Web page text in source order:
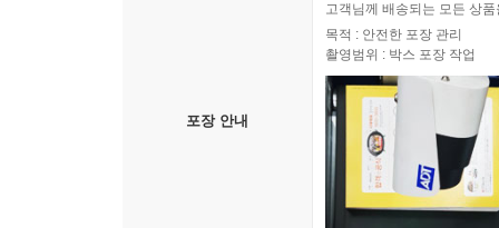
포장 안내
고객님께 배송되는 모든 상
목적 : 안전한 포장 관리
촬영범위 : 박스 포장 작업